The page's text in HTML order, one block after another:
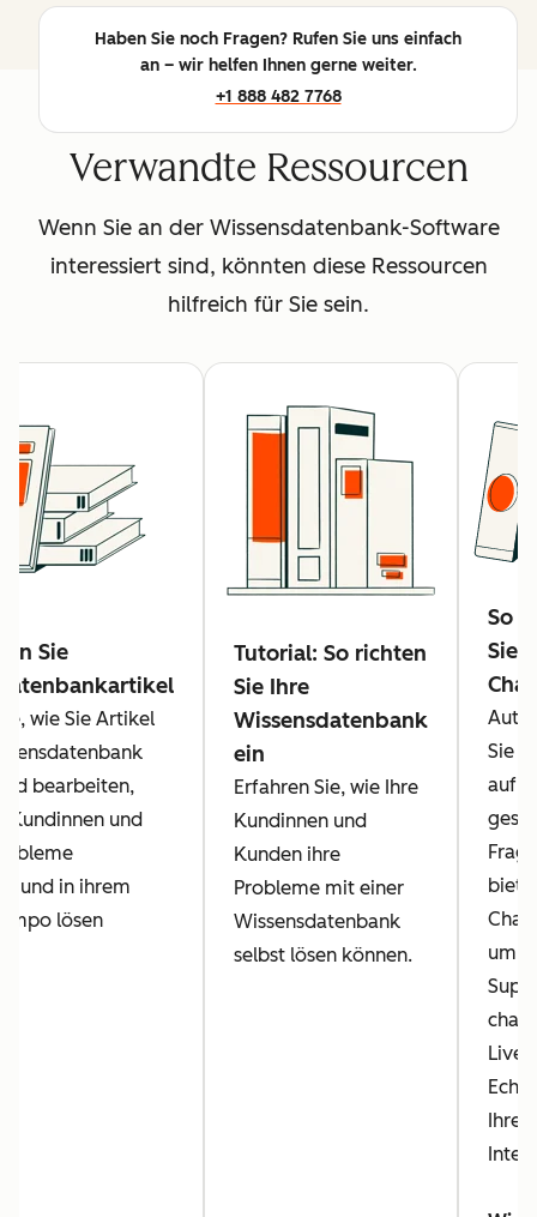
Haben Sie noch Fragen? Rufen Sie uns einfach
an – wir helfen Ihnen gerne weiter.
+1 888 482 7768
Verwandte Ressourcen
Wenn Sie an der Wissensdatenbank-Software
interessiert sind, könnten diese Ressourcen
hilfreich für Sie sein.
Sie
wie Sie Artikel
bearbeiten,
Kundinnen und
und in ihrem
lösen
Tutorial: So richten
Sie Ihre
Wissensdatenbank
ein
Erfahren Sie, wie Ihre
Kundinnen und
Kunden ihre
Probleme mit einer
Wissensdatenbank
selbst lösen können.
So
Sie
Sie
auf
um
Live-
Ihren